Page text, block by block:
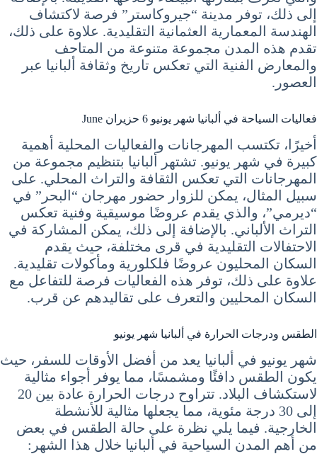
إلى ذلك، توفر مدينة “جيروكاستر” فرصة لاكتشاف
الهندسة المعمارية العثمانية التقليدية. علاوة على ذلك،
تقدم هذه المدن مجموعة متنوعة من المتاحف
والمعارض الفنية التي تعكس تاريخ وثقافة ألبانيا عبر
العصور.
فعاليات السياحة في ألبانيا شهر يونيو 6 حزيران June
أخيرًا، تكتسب المهرجانات والفعاليات المحلية أهمية
كبيرة في شهر يونيو. تشتهر ألبانيا بتنظيم مجموعة من
المهرجانات التي تعكس الثقافة والتراث المحلي. على
سبيل المثال، يمكن للزوار حضور مهرجان “البحر” في
“ديرمي”، والذي يقدم عروضًا موسيقية وفنية تعكس
التراث الألباني. بالإضافة إلى ذلك، يمكن المشاركة في
الاحتفالات التقليدية في قرى مختلفة، حيث يقدم
السكان المحليون عروضًا فلكلورية ومأكولات تقليدية.
علاوة على ذلك، توفر هذه الفعاليات فرصة للتفاعل مع
السكان المحليين والتعرف على تقاليدهم عن قرب.
الطقس ودرجات الحرارة في ألبانيا شهر يونيو
شهر يونيو في ألبانيا يعد من أفضل الأوقات للسفر، حيث
يكون الطقس دافئًا ومشمسًا، مما يوفر أجواء مثالية
لاستكشاف البلاد. تتراوح درجات الحرارة عادة بين 20
إلى 30 درجة مئوية، مما يجعلها مثالية للأنشطة
الخارجية. فيما يلي نظرة على حالة الطقس في بعض
من أهم المدن السياحية في ألبانيا خلال هذا الشهر: